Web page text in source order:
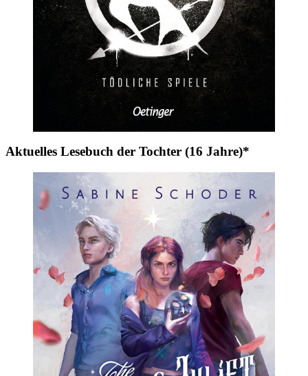
Aktuelles Lesebuch der Tochter (16 Jahre)*